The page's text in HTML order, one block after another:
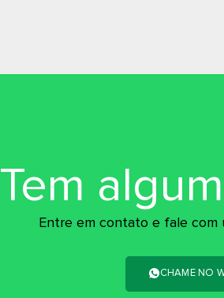
Tem
Entre em contato e fale com
CHAME NO